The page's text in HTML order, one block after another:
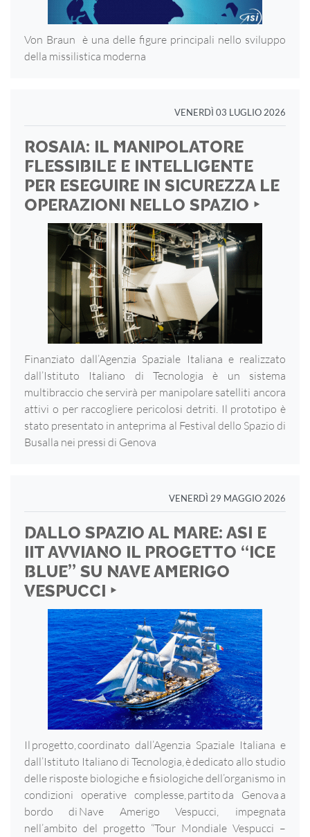
Von Braun è una delle figure principali nello sviluppo
della missilistica moderna
VENERDÌ 03 LUGLIO 2026
ROSAIA: IL MANIPOLATORE
FLESSIBILE E INTELLIGENTE
PER ESEGUIRE IN SICUREZZA LE
OPERAZIONI NELLO SPAZIO ‣
Finanziato dall’Agenzia Spaziale Italiana e realizzato
dall’Istituto Italiano di Tecnologia è un sistema
multibraccio che servirà per manipolare satelliti ancora
attivi o per raccogliere pericolosi detriti. Il prototipo è
stato presentato in anteprima al Festival dello Spazio di
Busalla nei pressi di Genova
VENERDÌ 29 MAGGIO 2026
DALLO SPAZIO AL MARE: ASI E
IIT AVVIANO IL PROGETTO “ICE
BLUE” SU NAVE AMERIGO
VESPUCCI ‣
Il progetto, coordinato dall’Agenzia Spaziale Italiana e
dall’Istituto Italiano di Tecnologia, è dedicato allo studio
delle risposte biologiche e fisiologiche dell’organismo in
condizioni operative complesse, partito da Genova a
bordo di Nave Amerigo Vespucci, impegnata
nell’ambito del progetto “Tour Mondiale Vespucci –